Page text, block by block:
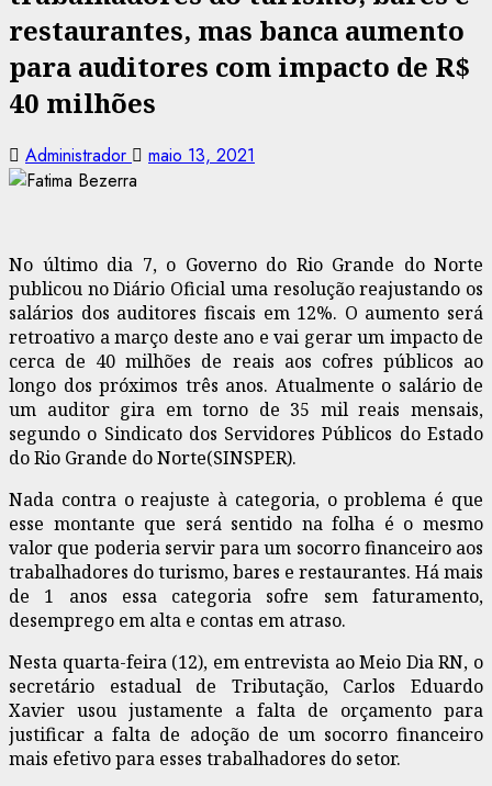
restaurantes, mas banca aumento
para auditores com impacto de R$
40 milhões
Administrador maio 13, 2021
No último dia 7, o Governo do Rio Grande do Norte
publicou no Diário Oficial uma resolução reajustando os
salários dos auditores fiscais em 12%. O aumento será
retroativo a março deste ano e vai gerar um impacto de
cerca de 40 milhões de reais aos cofres públicos ao
longo dos próximos três anos. Atualmente o salário de
um auditor gira em torno de 35 mil reais mensais,
segundo o Sindicato dos Servidores Públicos do Estado
do Rio Grande do Norte(SINSPER).
Nada contra o reajuste à categoria, o problema é que
esse montante que será sentido na folha é o mesmo
valor que poderia servir para um socorro financeiro aos
trabalhadores do turismo, bares e restaurantes. Há mais
de 1 anos essa categoria sofre sem faturamento,
desemprego em alta e contas em atraso.
Nesta quarta-feira (12), em entrevista ao Meio Dia RN, o
secretário estadual de Tributação, Carlos Eduardo
Xavier usou justamente a falta de orçamento para
justificar a falta de adoção de um socorro financeiro
mais efetivo para esses trabalhadores do setor.